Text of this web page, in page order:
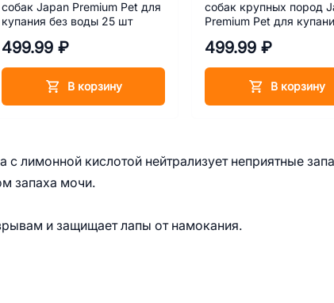
кислотой нейтрализует неприятные
запаха мочи.
и защищает лапы от намокания.
собак Japan Premium Pet для
купания без воды 25 шт
499.99 ₽
В корзину
собак крупных пород
Premium Pet для
499.99 ₽
В корзину